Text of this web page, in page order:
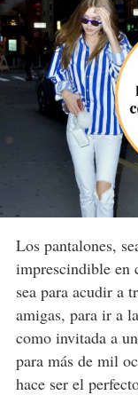
Los pantalones,
imprescindible en
sea para acudir a
amigas, para ir a
como invitada a
para más de mil
hace ser el